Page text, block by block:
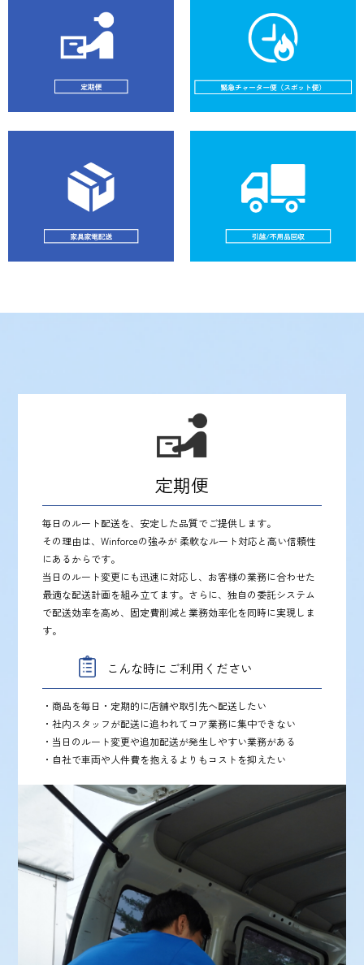
定期便
毎日のルート配送を、安定した品質でご提供します。
その理由は、Winforceの強みが 柔軟なルート対応と高い信頼性
にあるからです。
当日のルート変更にも迅速に対応し、お客様の業務に合わせた
最適な配送計画を組み立てます。さらに、独自の委託システム
で配送効率を高め、固定費削減と業務効率化を同時に実現しま
す。
こんな時にご利用ください
・商品を毎日・定期的に店舗や取引先へ配送したい
・社内スタッフが配送に追われてコア業務に集中できない
・当日のルート変更や追加配送が発生しやすい業務がある
・自社で車両や人件費を抱えるよりもコストを抑えたい